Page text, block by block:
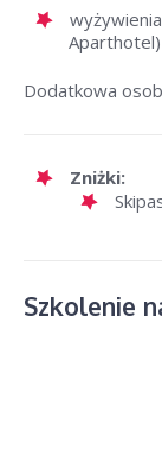
Aparthotel)
Dodatkowa
Zniżki:
Szkolenie